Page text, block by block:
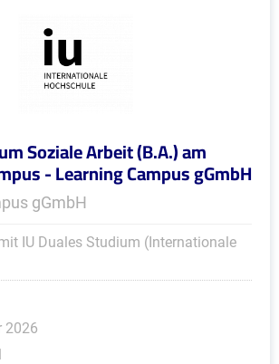
Soziale Arbeit (B.A.) am
- Learning Campus gGmbH
gGmbH
IU Duales Studium (Internationale
2026